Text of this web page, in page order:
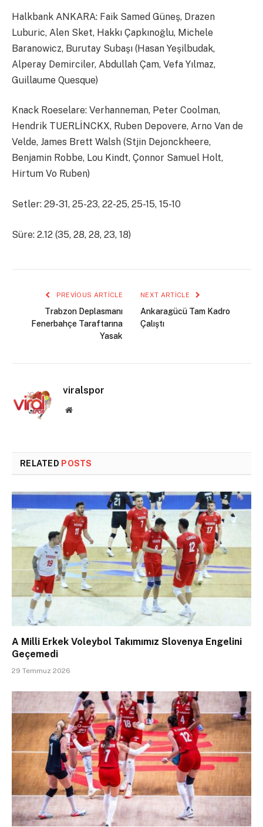
Halkbank ANKARA: Faik Samed Güneş, Drazen
Luburic, Alen Sket, Hakkı Çapkınoğlu, Michele
Baranowicz, Burutay Subaşı (Hasan Yeşilbudak,
Alperay Demirciler, Abdullah Çam, Vefa Yılmaz,
Guillaume Quesque)
Knack Roeselare: Verhanneman, Peter Coolman,
Hendrik TUERLİNCKX, Ruben Depovere, Arno Van de
Velde, James Brett Walsh (Stjin Dejonckheere,
Benjamin Robbe, Lou Kindt, Çonnor Samuel Holt,
Hirtum Vo Ruben)
Setler: 29-31, 25-23, 22-25, 25-15, 15-10
Süre: 2.12 (35, 28, 28, 23, 18)
PREVIOUS ARTICLE
Trabzon Deplasmanı
Fenerbahçe Taraftarına
Yasak
NEXT ARTICLE
Ankaragücü Tam Kadro
Çalıştı
viralspor
Website
RELATED POSTS
A Milli Erkek Voleybol Takımımız Slovenya Engelini
Geçemedi
29 Temmuz 2026